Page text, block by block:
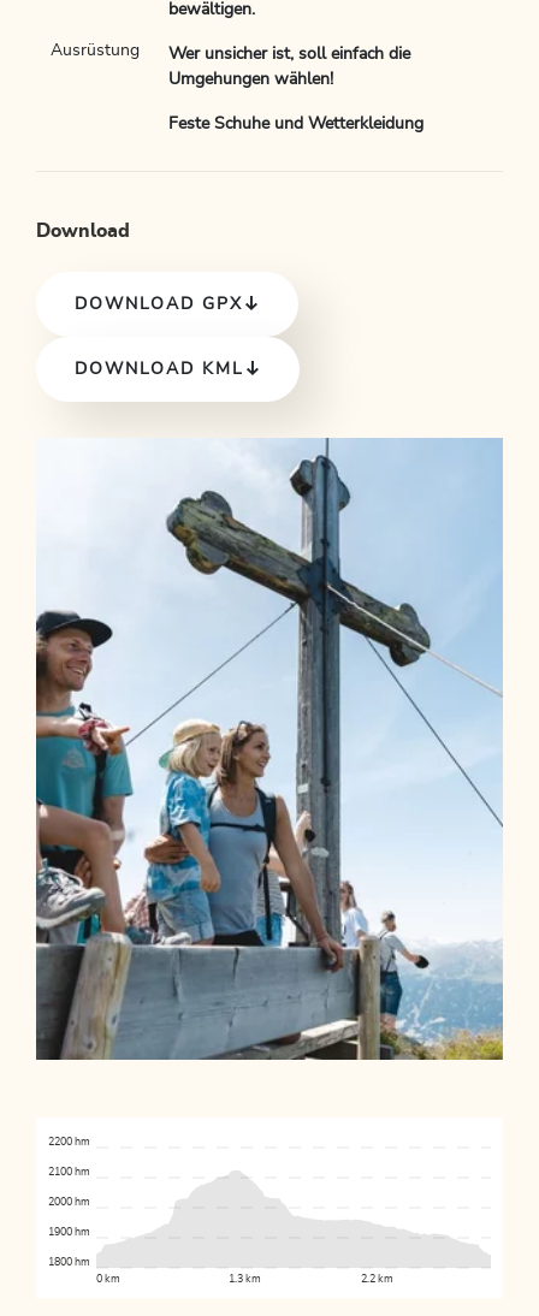
Ausrüstung
bewältigen.
Wer unsicher ist, soll einfach die
Umgehungen wählen!
Feste Schuhe und Wetterkleidung
Download
DOWNLOAD GPX
DOWNLOAD KML
0 km 1.3 km 2.2 km
1800 hm
1900 hm
2000 hm
2100 hm
2200 hm